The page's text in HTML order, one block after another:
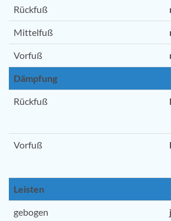
Rückfuß
Mittelfuß
Vorfuß
Dämpfung
Rückfuß
Vorfuß
Leisten
gebogen